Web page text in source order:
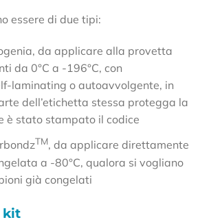
essere di due tipi:
da applicare alla provetta
da 0°C a -196°C, con
laminating o autoavvolgente, in
dell’etichetta stessa protegga la
è stato stampato il codice
TM, da applicare direttamente
a -80°C, qualora si vogliano
già congelati
kit